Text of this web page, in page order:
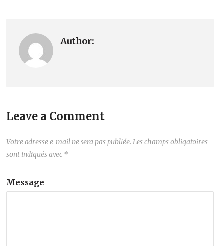
Author:
Leave a Comment
Votre adresse e-mail ne sera pas publiée. Les champs obligatoires
sont indiqués avec *
Message